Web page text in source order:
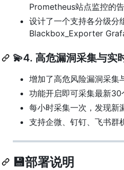
Prometheus站点监控的告
设计了一个支持各分级分
Blackbox_Exporter
💫4. 高危漏洞采集与实
增加了高危风险漏洞采集
功能开启即可采集最新30
每小时采集一次，发现新
支持企微、钉钉、飞书群
💾部署说明